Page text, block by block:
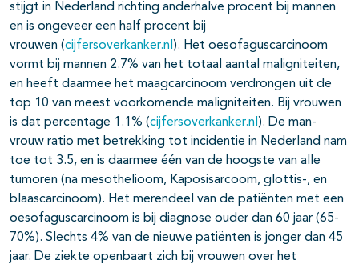
stijgt in Nederland richting anderhalve procent bij mannen
en is ongeveer een half procent bij
vrouwen (cijfersoverkanker.nl). Het oesofaguscarcinoom
vormt bij mannen 2.7% van het totaal aantal maligniteiten,
en heeft daarmee het maagcarcinoom verdrongen uit de
top 10 van meest voorkomende maligniteiten. Bij vrouwen
is dat percentage 1.1% (cijfersoverkanker.nl). De man-
vrouw ratio met betrekking tot incidentie in Nederland nam
toe tot 3.5, en is daarmee één van de hoogste van alle
tumoren (na mesothelioom, Kaposisarcoom, glottis-, en
blaascarcinoom). Het merendeel van de patiënten met een
oesofaguscarcinoom is bij diagnose ouder dan 60 jaar (65-
70%). Slechts 4% van de nieuwe patiënten is jonger dan 45
jaar. De ziekte openbaart zich bij vrouwen over het